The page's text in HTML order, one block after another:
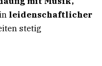
leidenschaftlicher
stetig